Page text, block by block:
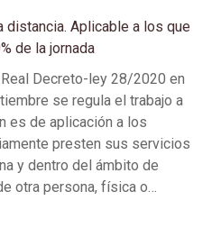
Decreto-ley 28/2020 en
se regula el trabajo a
es de aplicación a los
presten sus servicios
y dentro del ámbito de
otra persona, física o…